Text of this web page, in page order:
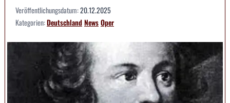
Veröffentlichungsdatum:20.12.2025
Kategorien:DeutschlandNewsOper